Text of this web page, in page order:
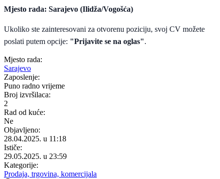
Mjesto rada: Sarajevo (Ilidža/Vogošća)
Ukoliko ste zainteresovani za otvorenu poziciju, svoj CV možete
poslati putem opcije: "Prijavite se na oglas".
Mjesto rada:
Sarajevo
Zaposlenje:
Puno radno vrijeme
Broj izvršilaca:
2
Rad od kuće:
Ne
Objavljeno:
28.04.2025. u 11:18
Ističe:
29.05.2025. u 23:59
Kategorije:
Prodaja, trgovina, komercijala